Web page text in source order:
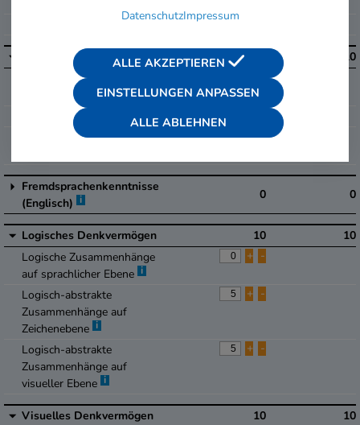
DatenschutzImpressum
ALLE AKZEPTIEREN
EINSTELLUNGEN ANPASSEN
ALLE ABLEHNEN
Sprachbeherrschung i
10
Rechtschreibung und
Grammatik
Zeichensetzung
Wortschatz und
+ -
Fremdsprachenkenntnisse
(Englisch) i 0 0
Logisches Denkvermögen 10
10
Logische Zusammenhänge
auf sprachlicher Ebene i
+ -
Logisch-abstrakte
Zusammenhänge auf
Zeichenebene i
+ -
Logisch-abstrakte
Zusammenhänge auf
visueller Ebene i
+ -
Visuelles Denkvermögen 10
10